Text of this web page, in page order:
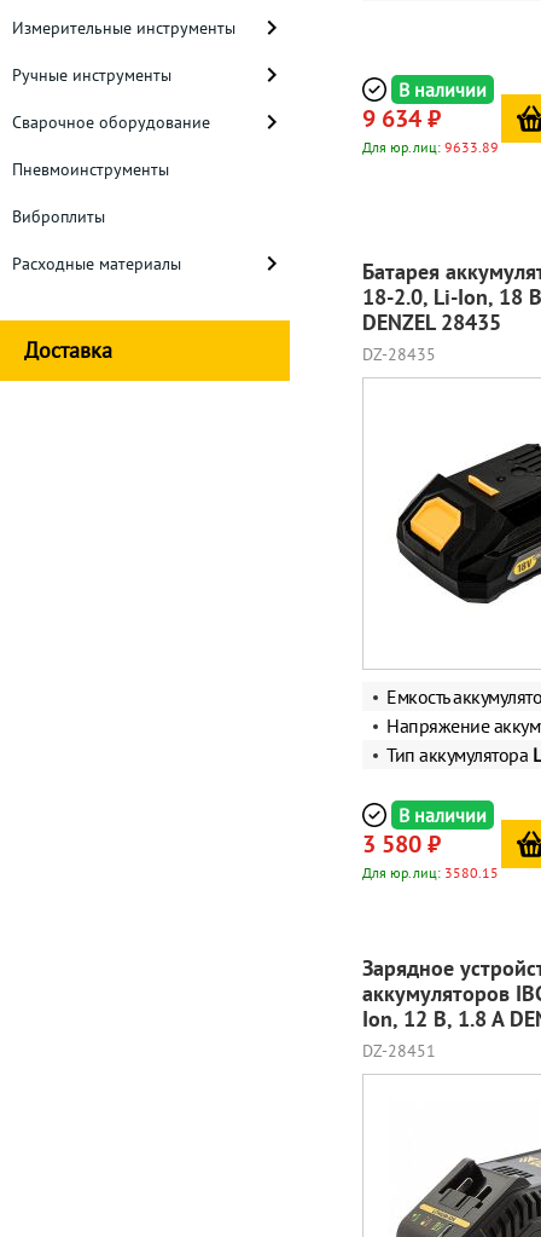
Измерительные инструменты
Ручные инструменты
Сварочное оборудование
Пневмоинструменты
Виброплиты
Расходные материалы
Доставка
В наличии
9 634 ₽
Для юр.лиц: 9633.89
Батарея
18-2.0, Li-Ion, 18
DENZEL 28435
DZ-28435
Емкость
Напряжение
Тип аккумулятора
В наличии
3 580 ₽
Для юр.лиц: 3580.15
Зарядное
аккумуляторов
Ion, 12 В, 1.8 А
DZ-28451